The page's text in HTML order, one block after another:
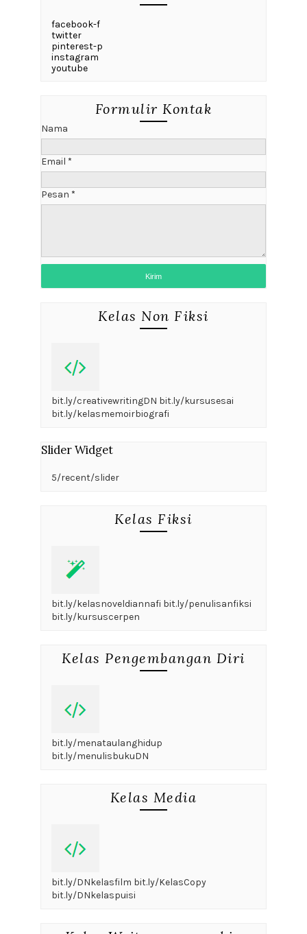
facebook-f
twitter
pinterest-p
instagram
youtube
Formulir Kontak
Nama
Email *
Pesan *
Kelas Non Fiksi
bit.ly/creativewritingDN bit.ly/kursusesai
bit.ly/kelasmemoirbiografi
Slider Widget
5/recent/slider
Kelas Fiksi
bit.ly/kelasnoveldiannafi bit.ly/penulisanfiksi
bit.ly/kursuscerpen
Kelas Pengembangan Diri
bit.ly/menataulanghidup
bit.ly/menulisbukuDN
Kelas Media
bit.ly/DNkelasfilm bit.ly/KelasCopy
bit.ly/DNkelaspuisi